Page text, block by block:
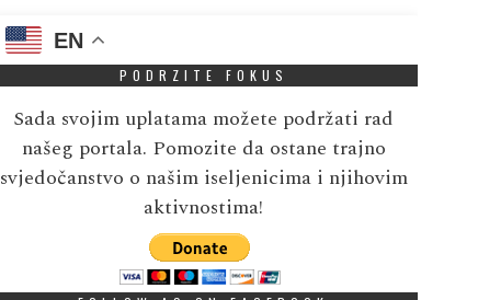
EN
PODRZITE FOKUS
Sada svojim uplatama možete podržati rad
našeg portala. Pomozite da ostane trajno
svjedočanstvo o našim iseljenicima i njihovim
aktivnostima!